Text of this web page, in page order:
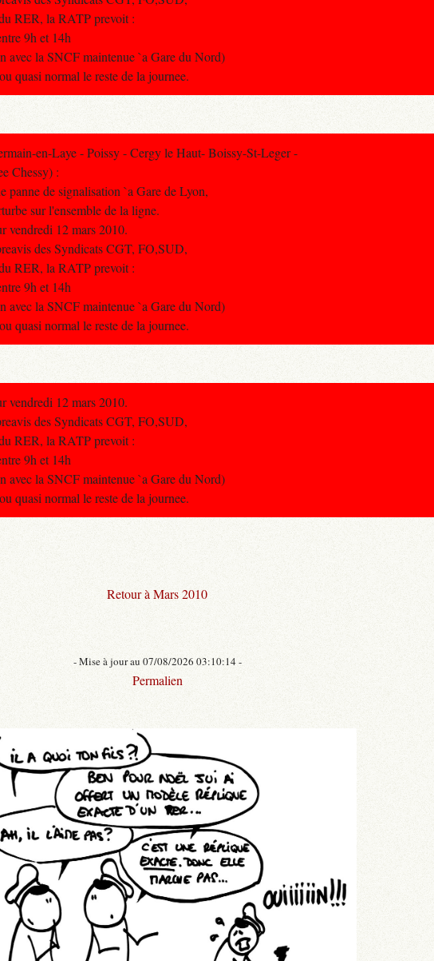
RER, la RATP prevoit :
9h et 14h
avec la SNCF maintenue `a Gare du Nord)
quasi normal le reste de la journee.
en-Laye - Poissy - Cergy le Haut- Boissy-St-Leger -
Chessy) :
panne de signalisation `a Gare de Lyon,
sur l'ensemble de la ligne.
vendredi 12 mars 2010.
des Syndicats CGT, FO,SUD,
RER, la RATP prevoit :
9h et 14h
avec la SNCF maintenue `a Gare du Nord)
quasi normal le reste de la journee.
vendredi 12 mars 2010.
des Syndicats CGT, FO,SUD,
RER, la RATP prevoit :
9h et 14h
avec la SNCF maintenue `a Gare du Nord)
quasi normal le reste de la journee.
Retour à Mars 2010
- Mise à jour au 07/08/2026 03:10:14 -
Permalien